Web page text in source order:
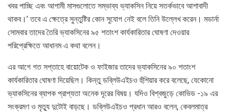
খবর পাচ্ছি এবং আগামী মাসগুলোতে সম্ভাব্য ভ্যাকসিন নিয়ে সতর্কভাবে আশাবাদী
থাকব।’ তবে এ ক্ষেত্রে সুন্তুষ্টির কোন সুযোগ নেই বলে তিনি উল্লেখ করেন। মডার্না
সোমবার তাদের তৈরি ভ্যাকসিনের ৯৫ শতাংশ কার্যকারিতার ঘোষণা দেওয়ার
পরিপ্রেক্ষিতে আধানম এ কথা বলেন।
এর আগে গত সপ্তাহে বায়োটেক ও ফাইজার তাদের ভ্যাকসিনের ৯০ শতাংশ
কার্যকারিতার ঘোষণা দিয়েছিল। কিন্তু ডব্লিউএইচও হুঁশিয়ার করে বলেছে, যেকোনো
ভ্যাকসিনের ব্যাপক প্রাপ্যতা অনেক দূরের বিষয়। যদিও বিশ্বজুড়ে কোভিড -১৯ এর
সংক্রমণ ও মৃত্যু দুটোই বাড়ছে। ডব্লিউএইচও প্রধান আরও বলেন, কেবলমাত্র